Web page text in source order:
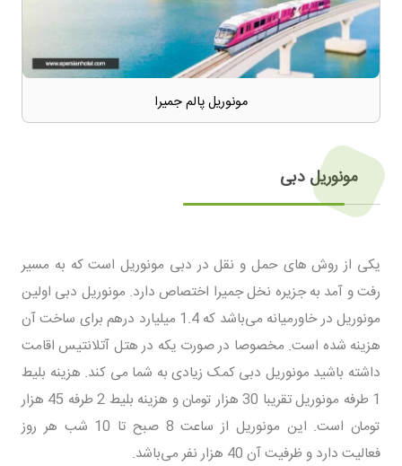
مونوریل پالم جمیرا
مونوریل دبی
یکی از روش های حمل و نقل در دبی مونوریل است که به مسیر
رفت و آمد به جزیره نخل جمیرا اختصاص دارد. مونوریل دبی اولین
مونوریل در خاورمیانه می‌باشد که 1.4 میلیارد درهم برای ساخت آن
هزینه شده است. مخصوصا در صورت یکه در هتل آتلانتیس اقامت
داشته باشید مونوریل دبی کمک زیادی به شما می کند. هزینه بلیط
1 طرفه مونوریل تقریبا 30 هزار تومان و هزینه بلیط 2 طرفه 45 هزار
تومان است. این مونوریل از ساعت 8 صبح تا 10 شب هر روز
فعالیت دارد و ظرفیت آن 40 هزار نفر می‌باشد.